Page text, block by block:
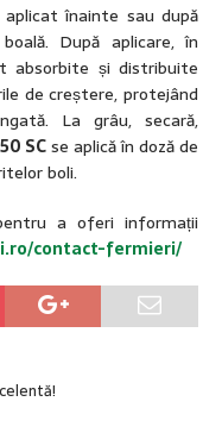
înainte sau după
După aplicare, în
absorbite și distribuite
de creștere, protejând
La grâu, secară,
SCse aplică în doză de
boli.
a oferi informații
contact-fermieri/